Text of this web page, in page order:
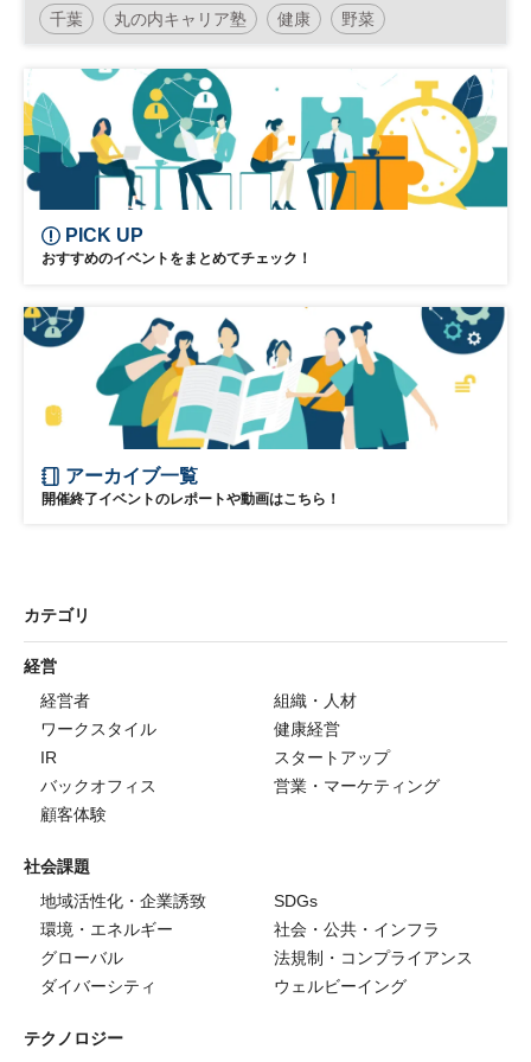
を買いに行こう！～」
千葉 丸の内キャリア塾 健康 野菜
PICK UP
おすすめのイベントをまとめてチェック！
アーカイブ一覧
開催終了イベントのレポートや動画はこちら！
カテゴリ
経営
経営者
組織・人材
ワークスタイル
健康経営
IR
スタートアップ
バックオフィス
営業・マーケティング
顧客体験
社会課題
地域活性化・企業誘致
SDGs
環境・エネルギー
社会・公共・インフラ
グローバル
法規制・コンプライアンス
ダイバーシティ
ウェルビーイング
テクノロジー